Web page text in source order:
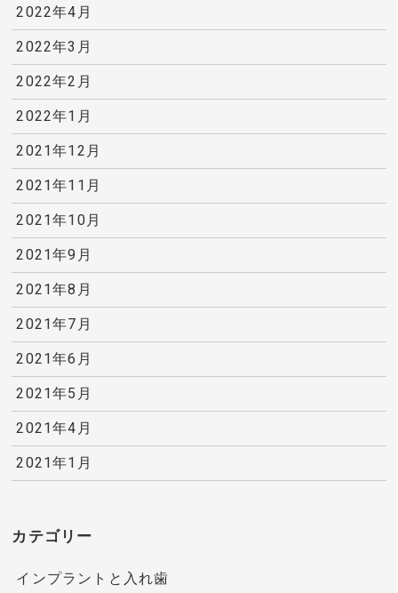
2022年4月
2022年3月
2022年2月
2022年1月
2021年12月
2021年11月
2021年10月
2021年9月
2021年8月
2021年7月
2021年6月
2021年5月
2021年4月
2021年1月
カテゴリー
インプラントと入れ歯